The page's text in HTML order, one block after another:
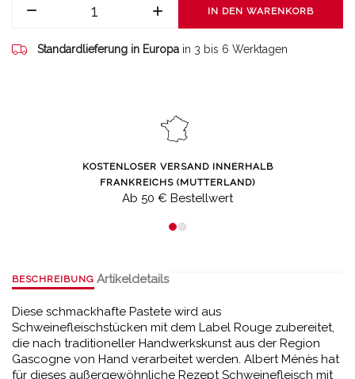
IN DEN WARENKORB
Standardlieferung in Europa in 3 bis 6 Werktagen
KOSTENLOSER VERSAND INNERHALB
FRANKREICHS (MUTTERLAND)
Ab 50 € Bestellwert
BESCHREIBUNG Artikeldetails
Diese schmackhafte Pastete wird aus
Schweinefleischstücken mit dem Label Rouge zubereitet,
die nach traditioneller Handwerkskunst aus der Region
Gascogne von Hand verarbeitet werden. Albert Ménès hat
für dieses außergewöhnliche Rezept Schweinefleisch mit